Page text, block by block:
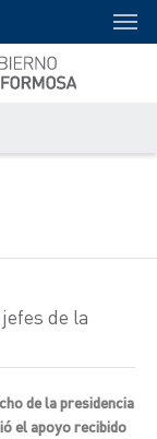
de la
de la presidencia
el apoyo recibido